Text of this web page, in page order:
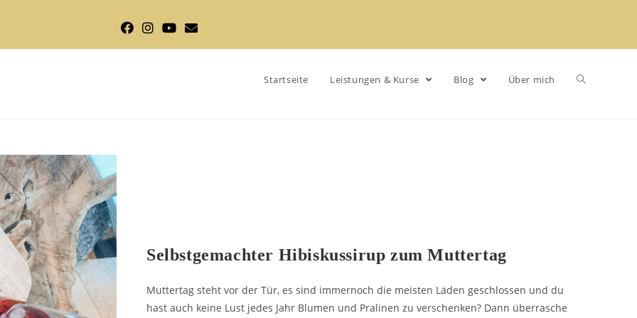
Startseite Leistungen & Kurse Blog Über mich
Selbstgemachter Hibiskussirup zum Muttertag
Muttertag steht vor der Tür, es sind immernoch die meisten Läden geschlossen und du
hast auch keine Lust jedes Jahr Blumen und Pralinen zu verschenken? Dann überrasche